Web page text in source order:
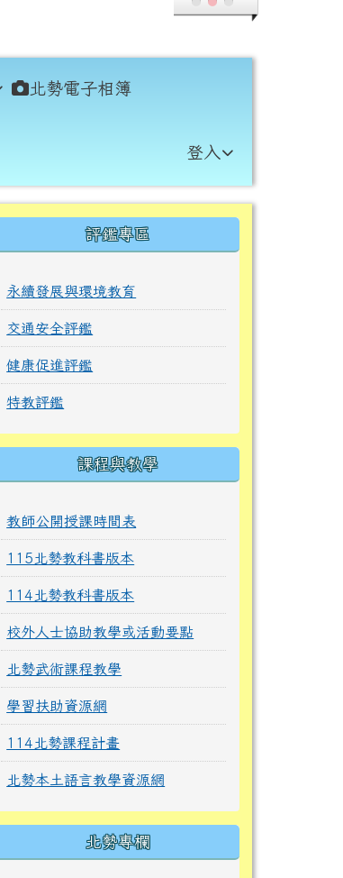
北勢電子相簿
登入
右邊區域內容
評鑑專區
永續發展與環境教育
交通安全評鑑
健康促進評鑑
特教評鑑
課程與教學
教師公開授課時間表
115北勢教科書版本
114北勢教科書版本
校外人士協助教學或活動要點
北勢武術課程教學
學習扶助資源網
114北勢課程計畫
北勢本土語言教學資源網
北勢專欄